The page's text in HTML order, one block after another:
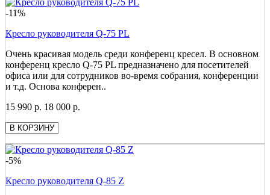
-11%
Кресло руководителя Q-75 PL
Очень красивая модель среди конференц кресел. В основном
конференц кресло Q-75 PL предназначено для посетителей
офиса или для сотрудников во-время собрания, конференции
и т.д. Основа конферен..
15 990 р. 18 000 р.
В КОРЗИНУ
-5%
Кресло руководителя Q-85 Z